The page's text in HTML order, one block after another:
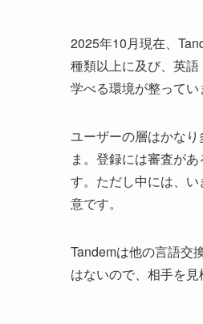
2025年10月現在、
種類以上に及び、英
学べる環境が整ってい
ユーザーの層はかな
ま。登録には審査が
す。ただし中には、
意です。
Tandemは他の言語交
はないので、相手を見